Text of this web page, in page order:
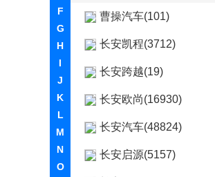
F
G
H
I
J
K
L
M
N
O
曹操汽车(101)
长安凯程(3712)
长安跨越(19)
长安欧尚(16930)
长安汽车(48824)
长安启源(5157)